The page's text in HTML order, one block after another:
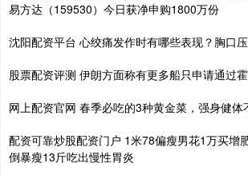
易方达（159530）今日获净申购1800万份
沈阳配资平台 心绞痛发作时有哪些表现？胸口
股票配资评测 伊朗方面称有更多船只申请通过
网上配资官网 春季必吃的3种黄金菜，强身健体
配资可靠炒股配资门户 1米78偏瘦男花1万买增
倒暴瘦13斤吃出慢性胃炎